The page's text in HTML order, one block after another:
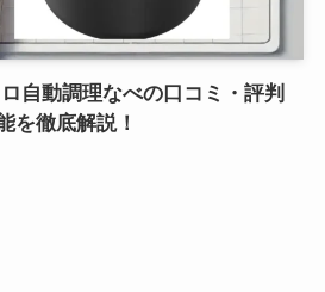
自動調理なべの口コミ・評判
を徹底解説！